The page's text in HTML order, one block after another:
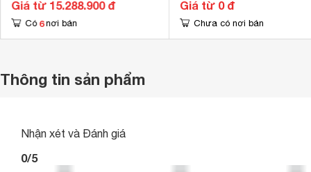
Ryzen R7-5700U, 8GB RAM,
SSD 512GB, AMD Radeon
Graphics, 14 inch
Giá từ 15.288.900 đ
Có 6 nơi bán
i5-9300H, 8GB RAM, HDD
SSD 256GB, Nvidia GeForce
GTX 1050 3GB GDDR5, 15.6
inch
Giá từ 0 đ
Chưa có nơi bán
Thông tin sản phẩm
Nhận xét và Đánh giá
0/5